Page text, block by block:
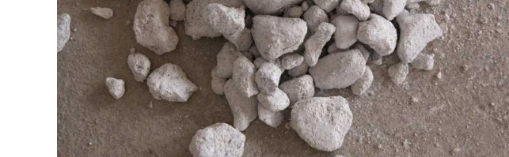
Fuhrpark|Wurfsteine, Sand und Schotter